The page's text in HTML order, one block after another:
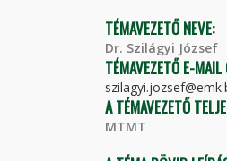
TÉMAVEZETŐ NEVE:
Dr. Szilágyi József
TÉMAVEZETŐ E-MAIL
A TÉMAVEZETŐ
MTMT